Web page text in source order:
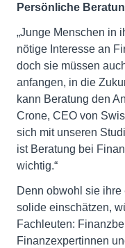
Persönliche
„Junge Menschen in
nötige Interesse an
doch sie müssen
anfangen, in die
kann Beratung den
Crone, CEO von
sich mit unseren
ist Beratung bei
wichtig.“
Denn obwohl sie
solide einschätzen,
Fachleuten:
Finanzexpertinnen